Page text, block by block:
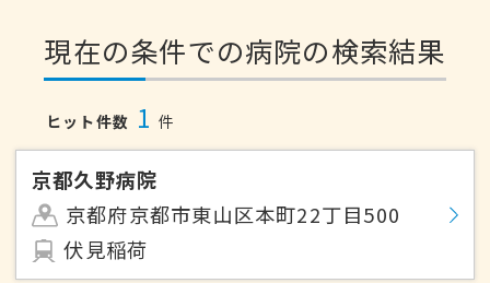
現在の条件での病院の検索結果
ヒット件数 1 件
京都久野病院
京都府京都市東山区本町22丁目500
伏見稲荷